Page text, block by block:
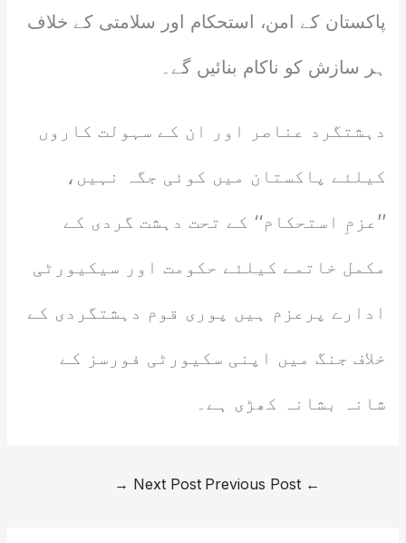
پاکستان کے امن، استحکام اور سلامتی کے خلاف
ہر سازش کو ناکام بنائیں گے۔
دہشتگرد عناصر اور ان کے سہولت کاروں
کیلئے پاکستان میں کوئی جگہ نہیں،
’’عزمِ استحکام‘‘ کے تحت دہشت گردی کے
مکمل خاتمے کیلئے حکومت اور سیکیورٹی
ادارے پرعزم ہیں پوری قوم دہشتگردی کے
خلاف جنگ میں اپنی سکیورٹی فورسز کے
شانہ بشانہ کھڑی ہے۔
←
Next Post
→